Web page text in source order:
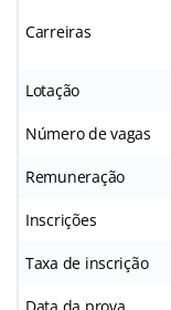
Carreiras
Lotação
Número de vagas
Remuneração
Inscrições
Taxa de inscrição
Data da prova